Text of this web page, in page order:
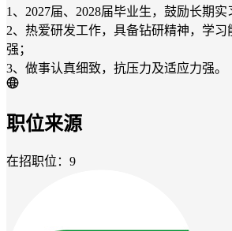
1、2027届、2028届毕业生，鼓励长期实
2、热爱研发工作，具备钻研精神，学
强；
3、做事认真细致，抗压力及适应力强。
职位来源
在招职位：9